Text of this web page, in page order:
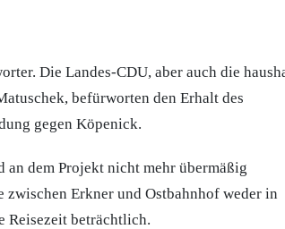
Die Landes-CDU, aber auch die
befürworten den Erhalt des
gegen Köpenick.
an dem Projekt nicht mehr übermäßig
Erkner und Ostbahnhof weder in
Reisezeit beträchtlich.